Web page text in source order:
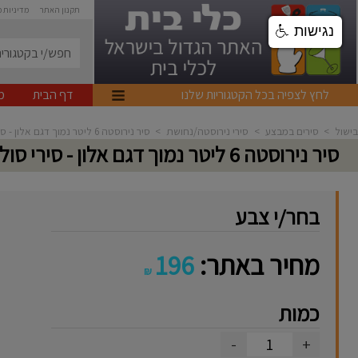
תקנון האתר
לחץ לצפיה בכל הקטגוריות שלנו דף הבית
בישול > סירים במבצע > סירי נירוסטה/נחושת > סיר נירוסטה 6 ליטר נמוך דגם אלון - סירי סולתם
סיר נירוסטה 6 ליטר נמוך דגם אלון - סירי סולתם
בחר/י צבע
מחיר באתר: 196
₪
כמות
+
1
-
נגישות